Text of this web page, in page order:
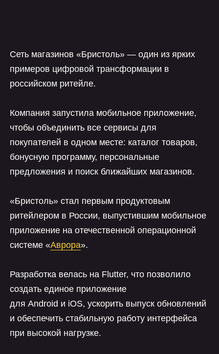
Сеть магазинов «Бристоль» — один из ярких
примеров цифровой трансформации в
российском ритейле.
Компания запустила мобильное приложение,
чтобы объединить все сервисы для
покупателей в одном месте: каталог товаров,
бонусную программу, персональные
предложения и поиск ближайших магазинов.
«Бристоль» стал первым продуктовым
ритейлером в России, выпустившим мобильное
приложение на отечественной операционной
системе «Аврора».
Разработка велась на Flutter, что позволило
создать единое приложение
для Android и iOS, ускорить выпуск обновлений
и обеспечить стабильную работу интерфейса
при высокой нагрузке.